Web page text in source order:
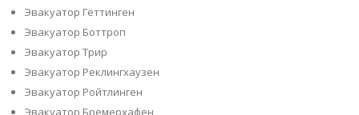
Эвакуатор Гёттинген
Эвакуатор Боттроп
Эвакуатор Трир
Эвакуатор Реклингхаузен
Эвакуатор Ройтлинген
Эвакуатор Бремерхафен